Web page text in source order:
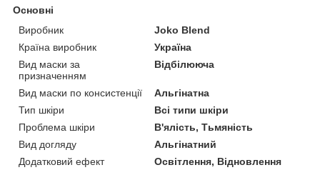
Основні
Виробник
Joko Blend
Країна виробник
Україна
Вид маски за
призначенням
Відбілююча
Вид маски по консистенції
Альгінатна
Тип шкіри
Всі типи шкіри
Проблема шкіри
В'ялість, Тьмяність
Вид догляду
Альгінатний
Додатковий ефект
Освітлення, Відновлення